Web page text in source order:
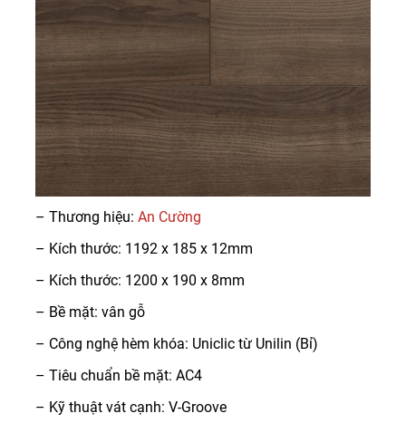
– Thương hiệu: An Cường
– Kích thước: 1192 x 185 x 12mm
– Kích thước: 1200 x 190 x 8mm
– Bề mặt: vân gỗ
– Công nghệ hèm khóa: Uniclic từ Unilin (Bỉ)
– Tiêu chuẩn bề mặt: AC4
– Kỹ thuật vát cạnh: V-Groove